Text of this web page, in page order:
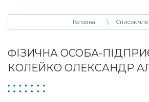
Головна Список
ФІЗИЧНА ОСОБА-
КОЛЕЙКО ОЛЕКСАНДР